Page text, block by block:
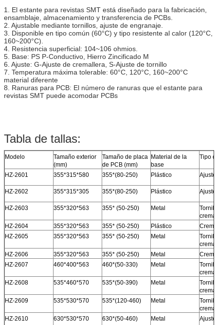
1. El estante para revistas SMT está diseñado para la fabricación,
ensamblaje, almacenamiento y transferencia de PCBs.
2. Ajustable mediante tornillos, ajuste de engranaje.
3. Disponible en tipo común (60°C) y tipo resistente al calor (120°C,
160~200°C).
4. Resistencia superficial: 104~106 ohmios.
5. Base: PS P-Conductivo, Hierro Zincificado M
6. Ajuste: G-Ajuste de cremallera, S-Ajuste de tornillo
7. Temperatura máxima tolerable: 60°C, 120°C, 160~200°C
material diferente
8. Ranuras para PCB: El número de ranuras que el estante para
revistas SMT puede acomodar PCBs
Tabla de tallas:
Modelo
Tamaño exterior
(mm)
Tamaño de placa
de PCB (mm)
Material de la
base
Tipo
HZ-2601 355*315*580 355*(80-250) Plástico Ajuste
HZ-2602 355*315*305 355*(80-250) Plástico Ajuste
HZ-2603 355*320*563 355* (50-250) Metal
HZ-2604
355*320*563 355* (50-250) Plástico
HZ-2605
355*320*563 355* (50-250) Metal
HZ-2606
355*320*563 355* (50-250) Metal
HZ-2607
460*400*563 460*(50-330) Metal
HZ-2608
535*460*570 535*(50-390) Metal
HZ-2609
535*530*570 535*(120-460) Metal
HZ-2610
630*530*570 630*(50-460) Metal Ajuste